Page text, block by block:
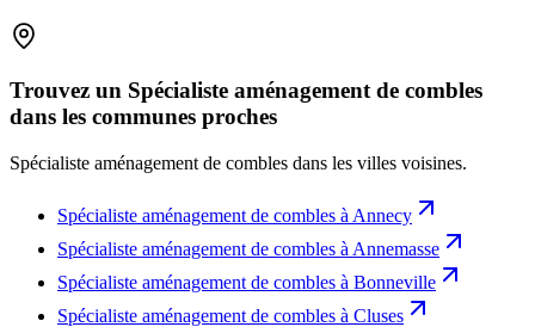
Trouvez un Spécialiste aménagement de combles
dans les communes proches
Spécialiste aménagement de combles dans les villes voisines.
Spécialiste aménagement de combles à Annecy
Spécialiste aménagement de combles à Annemasse
Spécialiste aménagement de combles à Bonneville
Spécialiste aménagement de combles à Cluses